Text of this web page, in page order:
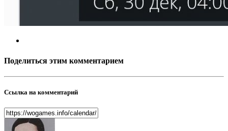
Поделиться этим комментарием
Ссылка на комментарий